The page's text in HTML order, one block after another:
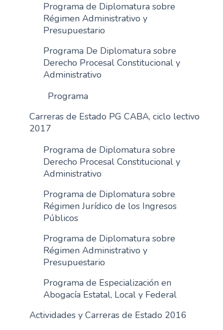
Programa de Diplomatura sobre
Régimen Administrativo y
Presupuestario
Programa De Diplomatura sobre
Derecho Procesal Constitucional y
Administrativo
Programa
Carreras de Estado PG CABA, ciclo lectivo
2017
Programa de Diplomatura sobre
Derecho Procesal Constitucional y
Administrativo
Programa de Diplomatura sobre
Régimen Jurídico de los Ingresos
Públicos
Programa de Diplomatura sobre
Régimen Administrativo y
Presupuestario
Programa de Especialización en
Abogacía Estatal, Local y Federal
Actividades y Carreras de Estado 2016